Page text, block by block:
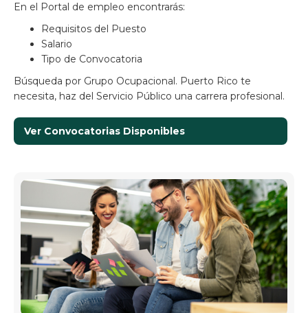
En el Portal de empleo encontrarás:
Requisitos del Puesto
Salario
Tipo de Convocatoria
Búsqueda por Grupo Ocupacional. Puerto Rico te
necesita, haz del Servicio Público una carrera profesional.
Ver Convocatorias Disponibles